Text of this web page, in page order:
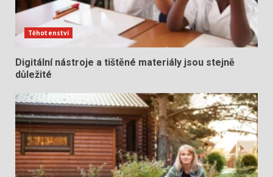
Těhotenství
Digitální nástroje a tištěné materiály jsou stejně
důležité